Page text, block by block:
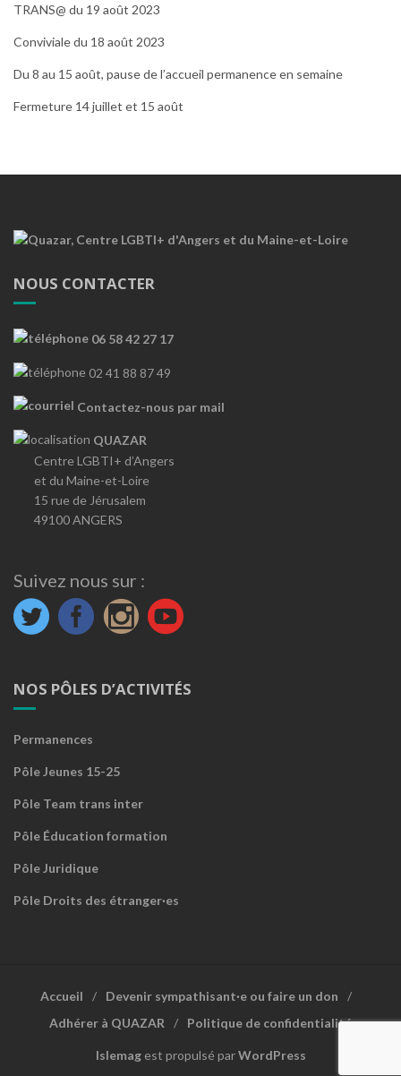
TRANS@ du 19 août 2023
Conviviale du 18 août 2023
Du 8 au 15 août, pause de l’accueil permanence en semaine
Fermeture 14 juillet et 15 août
NOUS CONTACTER
06 58 42 27 17
02 41 88 87 49
Contactez-nous par mail
QUAZAR
Centre LGBTI+ d’Angers
et du Maine-et-Loire
15 rue de Jérusalem
49100 ANGERS
Suivez nous sur :
NOS PÔLES D’ACTIVITÉS
Permanences
Pôle Jeunes 15-25
Pôle Team trans inter
Pôle Éducation formation
Pôle Juridique
Pôle Droits des étranger·es
Accueil
Devenir sympathisant·e ou faire un don
Adhérer à QUAZAR
Politique de confidentialité
Islemagest propulsé parWordPress